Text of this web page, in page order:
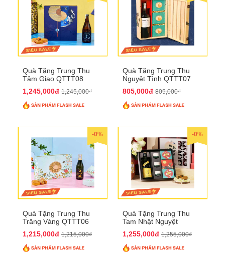
Quà Tặng Trung Thu
Tâm Giao QTTT08
1,245,000đ 1,245,000₫
Quà Tặng Trung Thu
Nguyệt Tình QTTT07
805,000đ 805,000₫
-0%
Quà Tặng Trung Thu
Trăng Vàng QTTT06
1,215,000đ 1,215,000₫
-0%
Quà Tặng Trung Thu
Tam Nhật Nguyệt
1,255,000đ 1,255,000₫